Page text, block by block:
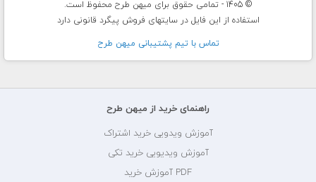
© 1405 - تمامی حقوق برای میهن طرح محفوظ است.
استفاده از این فایل در سایتهای فروش پیگرد قانونی دارد
تماس با تيم پشتيبانی ميهن طرح
راهنمای خرید از میهن طرح
آموزش ویدویی خرید اشتراک
آموزش ویدیویی خرید تکی
PDF آموزش خرید